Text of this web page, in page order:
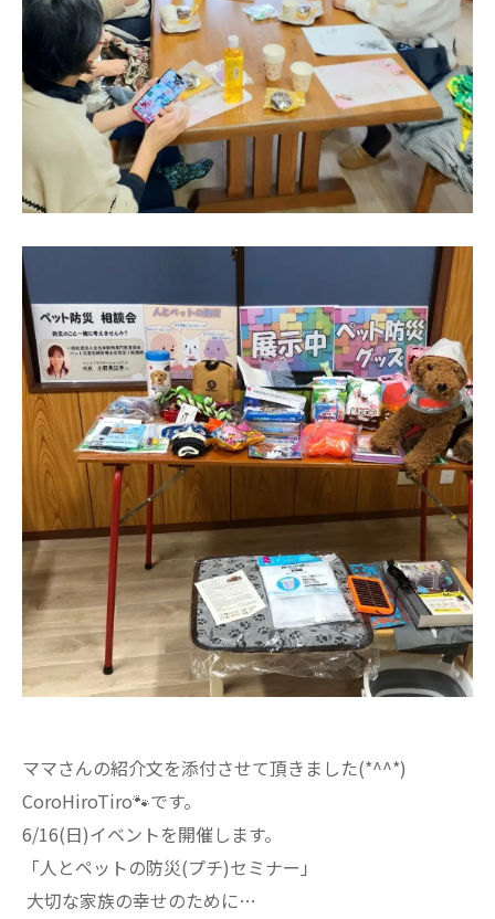
ママさんの紹介文を添付させて頂きました(*^^*)
CoroHiroTiro🐾です。
6/16(日)イベントを開催します。
「人とペットの防災(プチ)セミナー」
大切な家族の幸せのために…